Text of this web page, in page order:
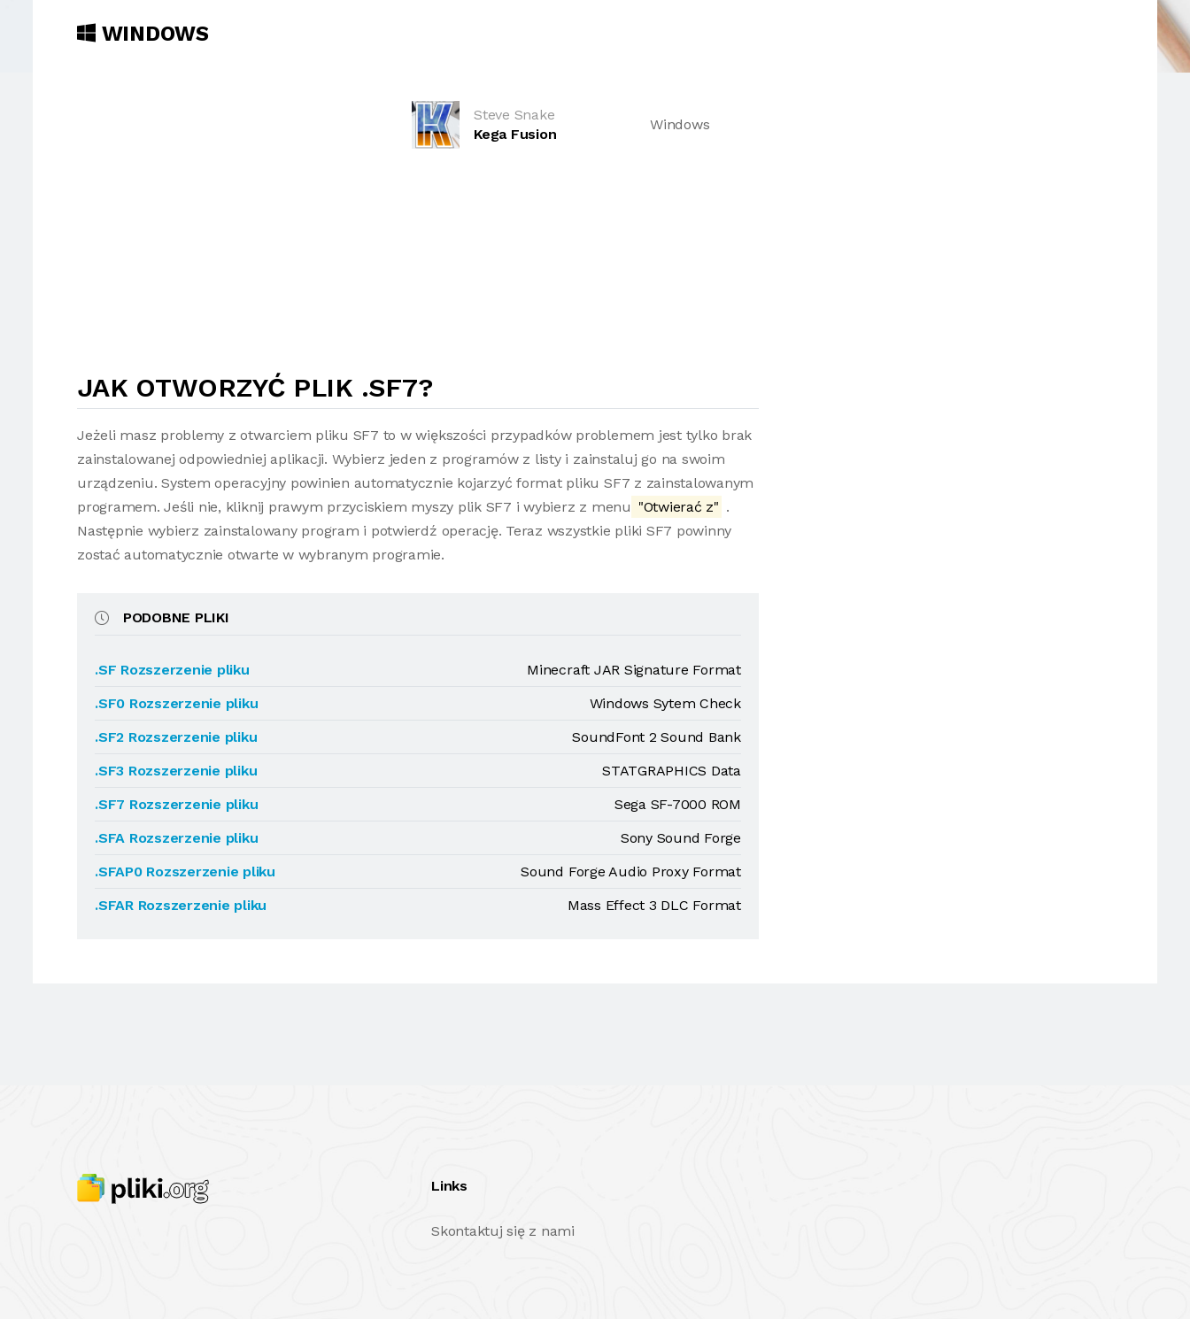
WINDOWS
Steve Snake
Kega Fusion
Windows
JAK OTWORZYĆ PLIK .SF7?
Jeżeli masz problemy z otwarciem pliku SF7 to w większości przypadków problemem jest tylko brak
zainstalowanej odpowiedniej aplikacji. Wybierz jeden z programów z listy i zainstaluj go na swoim
urządzeniu. System operacyjny powinien automatycznie kojarzyć format pliku SF7 z zainstalowanym
programem. Jeśli nie, kliknij prawym przyciskiem myszy plik SF7 i wybierz z menu "Otwierać z" .
Następnie wybierz zainstalowany program i potwierdź operację. Teraz wszystkie pliki SF7 powinny
zostać automatycznie otwarte w wybranym programie.
PODOBNE PLIKI
.SF Rozszerzenie pliku
Minecraft JAR Signature Format
.SF0 Rozszerzenie pliku
Windows Sytem Check
.SF2 Rozszerzenie pliku
SoundFont 2 Sound Bank
.SF3 Rozszerzenie pliku
STATGRAPHICS Data
.SF7 Rozszerzenie pliku
Sega SF-7000 ROM
.SFA Rozszerzenie pliku
Sony Sound Forge
.SFAP0 Rozszerzenie pliku
Sound Forge Audio Proxy Format
.SFAR Rozszerzenie pliku
Mass Effect 3 DLC Format
Links
Skontaktuj się z nami